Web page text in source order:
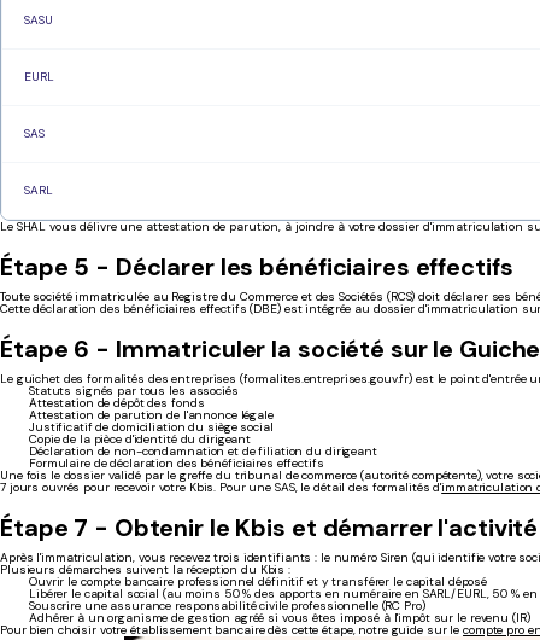
SASU
EURL
SAS
SARL
Le SHAL vous délivre une attestation de parution, à joindre à votre dossier d'immatriculation
Étape 5 - Déclarer les bénéficiaires effectifs
Toute société immatriculée au Registre du Commerce et des Sociétés (RCS) doit déclarer
Cette déclaration des bénéficiaires effectifs (DBE) est intégrée au dossier d'immatriculation
Étape 6 - Immatriculer la société sur le
Le guichet des formalités des entreprises (formalites.entreprises.gouv.fr) est le point
Statuts signés par tous les associés
Attestation de dépôt des fonds
Attestation de parution de l'annonce légale
Justificatif de domiciliation du siège social
Copie de la pièce d'identité du dirigeant
Déclaration de non-condamnation et de filiation du dirigeant
Formulaire de déclaration des bénéficiaires effectifs
Une fois le dossier validé par le greffe du tribunal de commerce (autorité compétente), votre
7 jours ouvrés pour recevoir votre Kbis. Pour une SAS, le détail des formalités d'immatriculation
Étape 7 - Obtenir le Kbis et démarrer l'activité
Après l'immatriculation, vous recevez trois identifiants : le numéro Siren (qui identifie votre
Plusieurs démarches suivent la réception du Kbis :
Ouvrir le compte bancaire professionnel définitif et y transférer le capital déposé
Libérer le capital social (au moins 50 % des apports en numéraire en SARL/EURL, 50 % en
Souscrire une assurance responsabilité civile professionnelle (RC Pro)
Adhérer à un organisme de gestion agréé si vous êtes imposé à l'impôt sur le revenu (IR)
Pour bien choisir votre établissement bancaire dès cette étape, notre guide sur lecompte pro